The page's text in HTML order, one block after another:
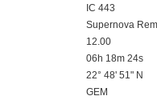
IC 443
Supernova
12.00
06h 18m 24s
22° 48' 51" N
GEM